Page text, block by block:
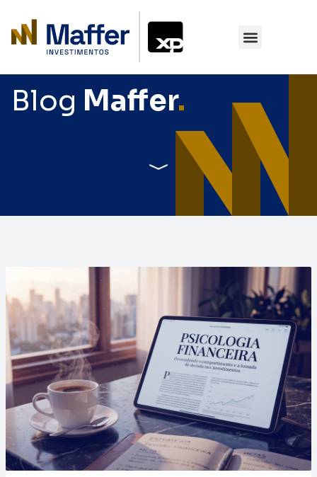
Blog Maffer.